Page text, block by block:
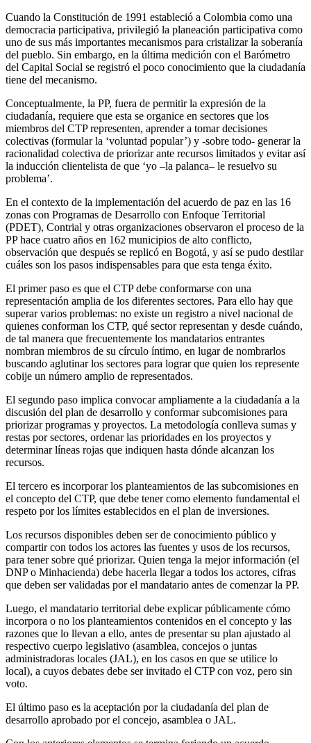
Cuando la Constitución de 1991 estableció a Colombia como una
democracia participativa, privilegió la planeación participativa como
uno de sus más importantes mecanismos para cristalizar la soberanía
del pueblo. Sin embargo, en la última medición con el Barómetro
del Capital Social se registró el poco conocimiento que la ciudadanía
tiene del mecanismo.
Conceptualmente, la PP, fuera de permitir la expresión de la
ciudadanía, requiere que esta se organice en sectores que los
miembros del CTP representen, aprender a tomar decisiones
colectivas (formular la ‘voluntad popular’) y -sobre todo- generar la
racionalidad colectiva de priorizar ante recursos limitados y evitar así
la inducción clientelista de que ‘yo –la palanca– le resuelvo su
problema’.
En el contexto de la implementación del acuerdo de paz en las 16
zonas con Programas de Desarrollo con Enfoque Territorial
(PDET), Contrial y otras organizaciones observaron el proceso de la
PP hace cuatro años en 162 municipios de alto conflicto,
observación que después se replicó en Bogotá, y así se pudo destilar
cuáles son los pasos indispensables para que esta tenga éxito.
El primer paso es que el CTP debe conformarse con una
representación amplia de los diferentes sectores. Para ello hay que
superar varios problemas: no existe un registro a nivel nacional de
quienes conforman los CTP, qué sector representan y desde cuándo,
de tal manera que frecuentemente los mandatarios entrantes
nombran miembros de su círculo íntimo, en lugar de nombrarlos
buscando aglutinar los sectores para lograr que quien los represente
cobije un número amplio de representados.
El segundo paso implica convocar ampliamente a la ciudadanía a la
discusión del plan de desarrollo y conformar subcomisiones para
priorizar programas y proyectos. La metodología conlleva sumas y
restas por sectores, ordenar las prioridades en los proyectos y
determinar líneas rojas que indiquen hasta dónde alcanzan los
recursos.
El tercero es incorporar los planteamientos de las subcomisiones en
el concepto del CTP, que debe tener como elemento fundamental el
respeto por los límites establecidos en el plan de inversiones.
Los recursos disponibles deben ser de conocimiento público y
compartir con todos los actores las fuentes y usos de los recursos,
para tener sobre qué priorizar. Quien tenga la mejor información (el
DNP o Minhacienda) debe hacerla llegar a todos los actores, cifras
que deben ser validadas por el mandatario antes de comenzar la PP.
Luego, el mandatario territorial debe explicar públicamente cómo
incorpora o no los planteamientos contenidos en el concepto y las
razones que lo llevan a ello, antes de presentar su plan ajustado al
respectivo cuerpo legislativo (asamblea, concejos o juntas
administradoras locales (JAL), en los casos en que se utilice lo
local), a cuyos debates debe ser invitado el CTP con voz, pero sin
voto.
El último paso es la aceptación por la ciudadanía del plan de
desarrollo aprobado por el concejo, asamblea o JAL.